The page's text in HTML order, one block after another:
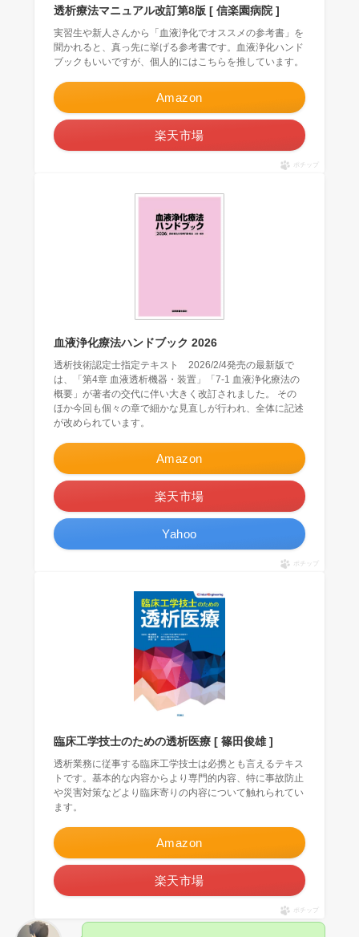
透析療法マニュアル改訂第8版 [ 信楽園病院 ]
実習生や新人さんから「血液浄化でオススメの参考書」を
聞かれると、真っ先に挙げる参考書です。血液浄化ハンド
ブックもいいですが、個人的にはこちらを推しています。
Amazon
楽天市場
ポチップ
血液浄化療法ハンドブック 2026
透析技術認定士指定テキスト 2026/2/4発売の最新版で
は、「第4章 血液透析機器・装置」「7-1 血液浄化療法の
概要」が著者の交代に伴い大きく改訂されました。 その
ほか今回も個々の章で細かな見直しが行われ、全体に記述
が改められています。
Amazon
楽天市場
Yahoo
ポチップ
臨床工学技士のための透析医療 [ 篠田俊雄 ]
透析業務に従事する臨床工学技士は必携とも言えるテキス
トです。基本的な内容からより専門的内容、特に事故防止
や災害対策などより臨床寄りの内容について触れられてい
ます。
Amazon
楽天市場
ポチップ